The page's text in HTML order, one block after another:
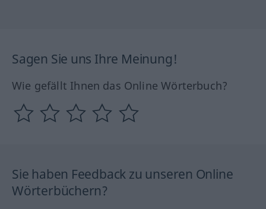
Sagen Sie uns Ihre Meinung!
Wie gefällt Ihnen das Online Wörterbuch?
Sie haben Feedback zu unseren Online
Wörterbüchern?